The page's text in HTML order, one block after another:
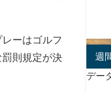
ーはゴルフ
則規定が決
週
デー